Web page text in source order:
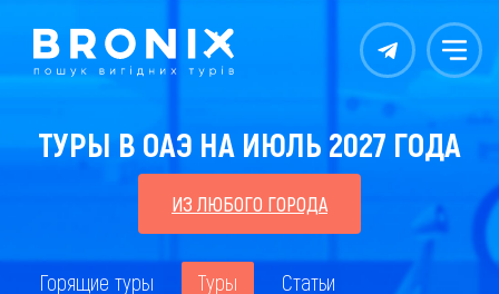
Контакты Меню
ТУРЫ В ОАЭ НА ИЮЛЬ 2027 ГОДА
ИЗ ЛЮБОГО ГОРОДА
Горящие туры Туры Статьи